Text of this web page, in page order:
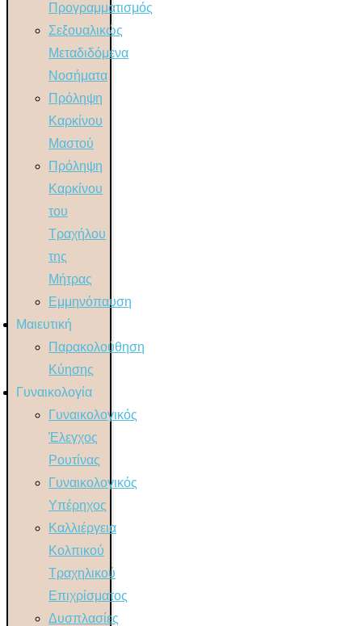
Προγραμματισμός
Σεξουαλικώς
Μεταδιδόμενα
Νοσήματα
Πρόληψη
Καρκίνου
Μαστού
Πρόληψη
Καρκίνου
του
Τραχήλου
της
Μήτρας
Εμμηνόπαυση
Μαιευτική
Παρακολούθηση
Κύησης
Γυναικολογία
Γυναικολογικός
Έλεγχος
Ρουτίνας
Γυναικολογικός
Υπέρηχος
Καλλιέργεια
Κολπικού
Τραχηλικού
Επιχρίσματος
Δυσπλασίες